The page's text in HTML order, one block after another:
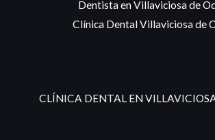
Dentista en Villaviciosa de
Clínica Dental Villaviciosa de
CLÍNICA DENTAL EN